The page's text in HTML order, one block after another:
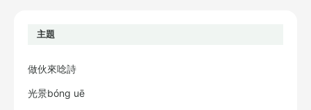
主題
做伙來唸詩
光景bóng uē